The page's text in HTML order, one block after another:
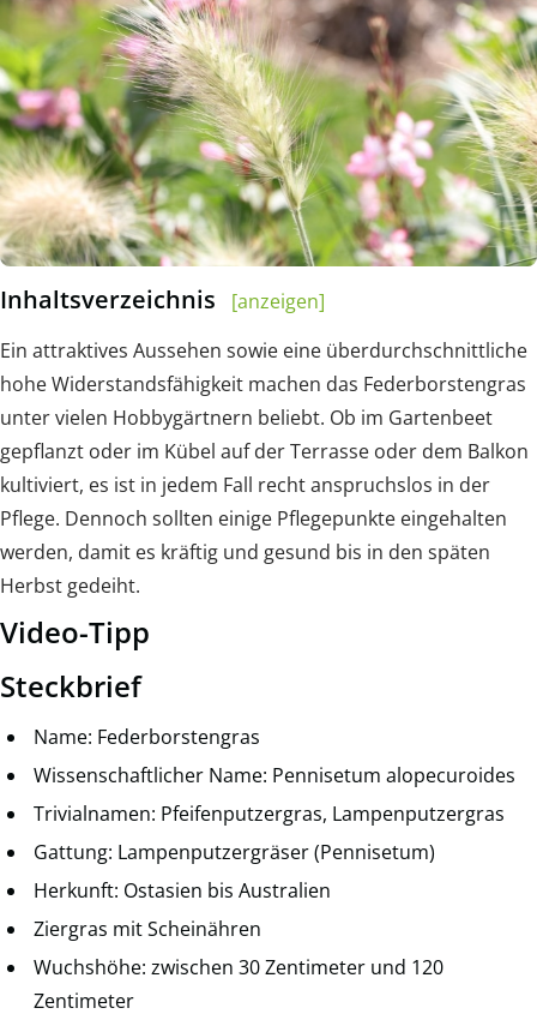
Inhaltsverzeichnis
[anzeigen]
Ein attraktives Aussehen sowie eine überdurchschnittliche
hohe Widerstandsfähigkeit machen das Federborstengras
unter vielen Hobbygärtnern beliebt. Ob im Gartenbeet
gepflanzt oder im Kübel auf der Terrasse oder dem Balkon
kultiviert, es ist in jedem Fall recht anspruchslos in der
Pflege. Dennoch sollten einige Pflegepunkte eingehalten
werden, damit es kräftig und gesund bis in den späten
Herbst gedeiht.
Video-Tipp
Steckbrief
Name: Federborstengras
Wissenschaftlicher Name: Pennisetum alopecuroides
Trivialnamen: Pfeifenputzergras, Lampenputzergras
Gattung: Lampenputzergräser (Pennisetum)
Herkunft: Ostasien bis Australien
Ziergras mit Scheinähren
Wuchshöhe: zwischen 30 Zentimeter und 120
Zentimeter